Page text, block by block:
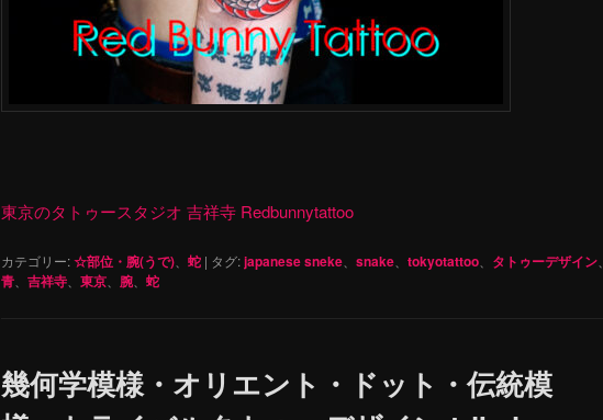
東京のタトゥースタジオ 吉祥寺 Redbunnytattoo
カテゴリー:☆部位・腕(うで)、 蛇 | タグ:japanese sneke、 snake、 tokyotattoo、 タトゥーデザイン、
青、 吉祥寺、 東京、 腕、 蛇
幾何学模様・オリエント・ドット・伝統模